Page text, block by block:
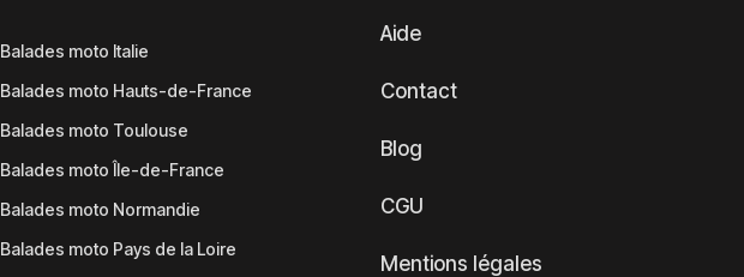
Balades moto Italie
Balades moto Hauts-de-France
Balades moto Toulouse
Balades moto Île-de-France
Balades moto Normandie
Balades moto Pays de la Loire
Aide
Contact
Blog
CGU
Mentions légales